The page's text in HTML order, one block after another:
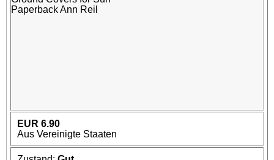
EUR 6.90
Aus Vereinigte Staaten